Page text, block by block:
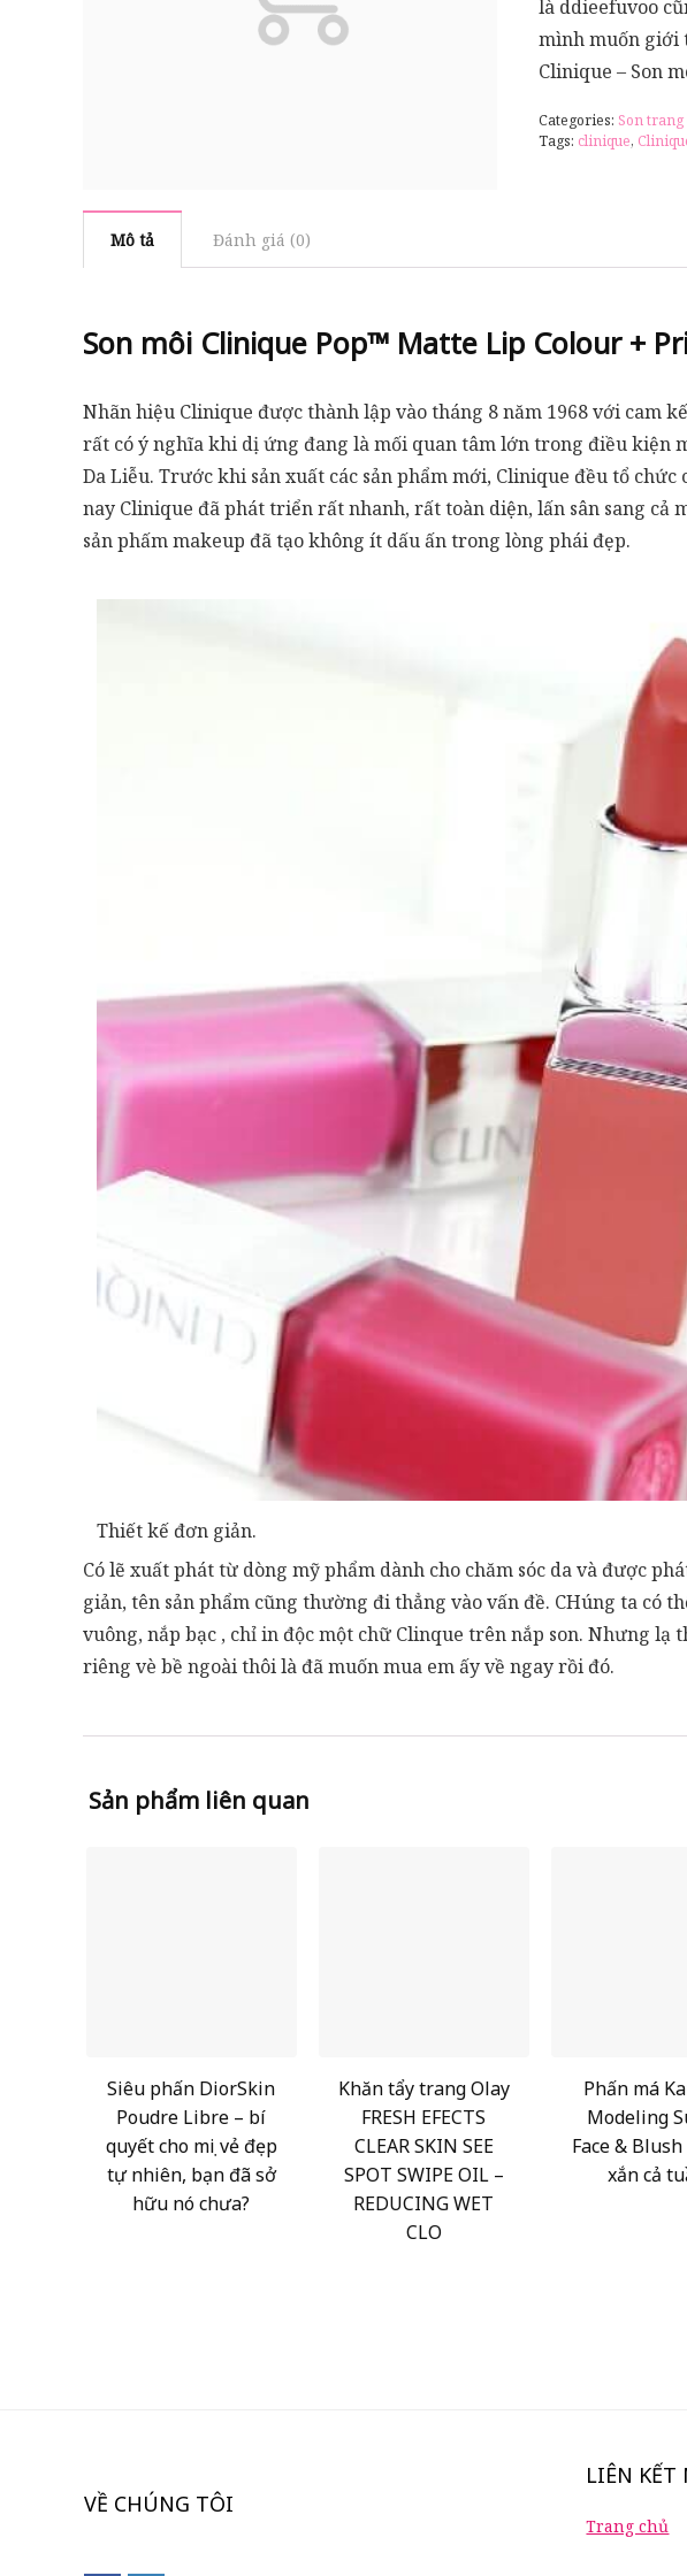
là ddieefuvoo
mình muốn giới
Clinique – Son
Categories: Son
Tags: clinique,
Mô tả Đánh giá (0)
Son môi Clinique Pop™ Matte Lip Colour +
Nhãn hiệu Clinique được thành lập vào tháng 8 năm 1968 với cam
rất có ý nghĩa khi dị ứng đang là mối quan tâm lớn trong điều kiện
Da Liễu. Trước khi sản xuất các sản phẩm mới, Clinique đều tổ
nay Clinique đã phát triển rất nhanh, rất toàn diện, lấn sân sang
sản phấm makeup đã tạo không ít dấu ấn trong lòng phái đẹp.
Thiết kế đơn giản.
Có lẽ xuất phát từ dòng mỹ phẩm dành cho chăm sóc da và được
giản, tên sản phẩm cũng thường đi thẳng vào vấn đề. CHúng ta có
vuông, nắp bạc , chỉ in độc một chữ Clinque trên nắp son. Nhưng
riêng vè bề ngoài thôi là đã muốn mua em ấy về ngay rồi đó.
Sản phẩm liên quan
Siêu phấn DiorSkin
Poudre Libre – bí
quyết cho mọi vẻ đẹp
tự nhiên, bạn đã sở
hữu nó chưa?
Khăn tẩy trang Olay
FRESH EFECTS
CLEAR SKIN SEE
SPOT SWIPE OIL –
REDUCING WET
CLO
Phấn má
Modeling
Face &
xắn cả
VỀ CHÚNG TÔI
LIÊN KẾT
Trang chủ